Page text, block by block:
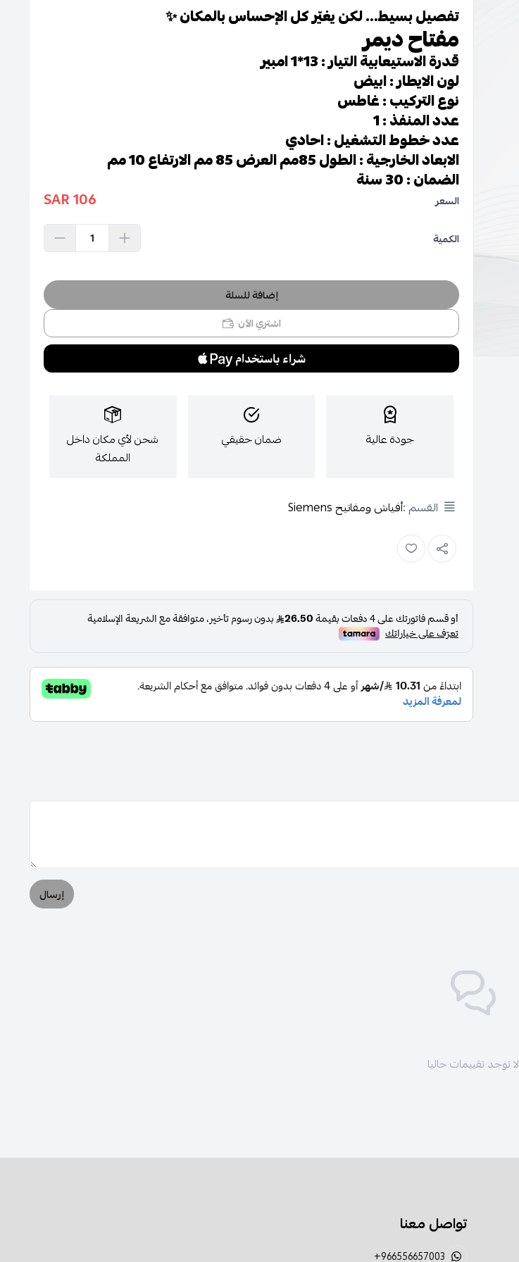
تفصيل بسيط… لكن يغيّر كل الإحساس بالمكان ✨
مفتاح ديمر
قدرة الاستيعابية التيار : 13*1 امبير
لون الايطار : ابيض
نوع التركيب : غاطس
عدد المنفذ : 1
عدد خطوط التشغيل : احادي
الابعاد الخارجية : الطول 85مم العرض 85 مم الارتفاع 10 مم
الضمان : 30 سنة
السعر 106 SAR
الكمية
إضافة للسلة
اشتري الآن
جودة عالية ضمان حقيقي
شحن لأي مكان داخل
المملكة
القسم :أفياش ومفاتيح Siemens
إرسال
لا توجد تقييمات حاليا
تواصل معنا
+966556657003